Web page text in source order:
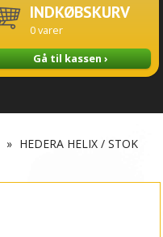
INDKØBSKURV
0varer
Gå til kassen ›
» HEDERA HELIX / STOK